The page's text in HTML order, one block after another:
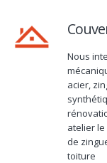
Nous
acier,
atelier
de
toiture